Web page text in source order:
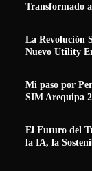
Transformado
La Revolución
Nuevo Utility
Mi paso por
SIM Arequipa
El Futuro del
la IA, la